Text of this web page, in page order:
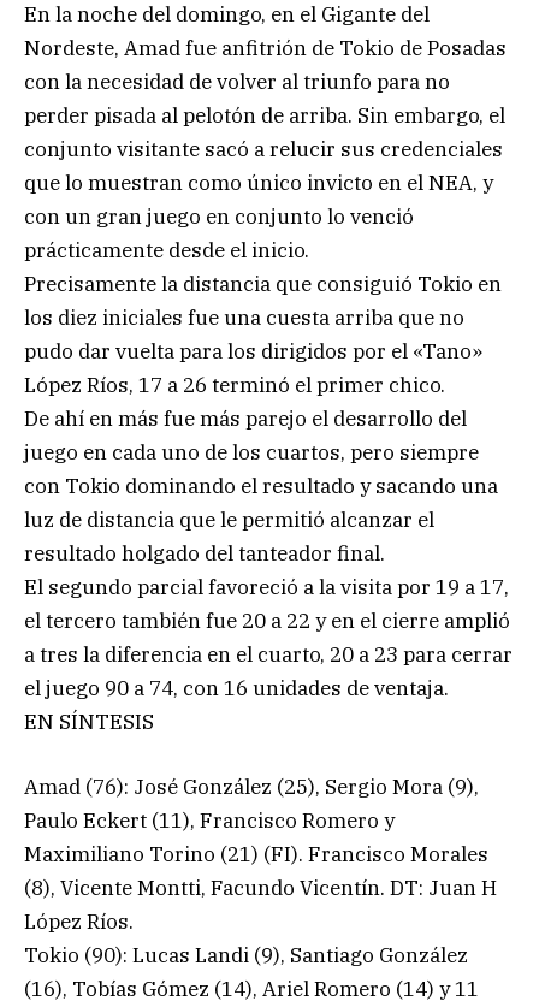
En la noche del domingo, en el Gigante del
Nordeste, Amad fue anfitrión de Tokio de Posadas
con la necesidad de volver al triunfo para no
perder pisada al pelotón de arriba. Sin embargo, el
conjunto visitante sacó a relucir sus credenciales
que lo muestran como único invicto en el NEA, y
con un gran juego en conjunto lo venció
prácticamente desde el inicio.
Precisamente la distancia que consiguió Tokio en
los diez iniciales fue una cuesta arriba que no
pudo dar vuelta para los dirigidos por el «Tano»
López Ríos, 17 a 26 terminó el primer chico.
De ahí en más fue más parejo el desarrollo del
juego en cada uno de los cuartos, pero siempre
con Tokio dominando el resultado y sacando una
luz de distancia que le permitió alcanzar el
resultado holgado del tanteador final.
El segundo parcial favoreció a la visita por 19 a 17,
el tercero también fue 20 a 22 y en el cierre amplió
a tres la diferencia en el cuarto, 20 a 23 para cerrar
el juego 90 a 74, con 16 unidades de ventaja.
EN SÍNTESIS
Amad (76): José González (25), Sergio Mora (9),
Paulo Eckert (11), Francisco Romero y
Maximiliano Torino (21) (FI). Francisco Morales
(8), Vicente Montti, Facundo Vicentín. DT: Juan H
López Ríos.
Tokio (90): Lucas Landi (9), Santiago González
(16), Tobías Gómez (14), Ariel Romero (14) y 11